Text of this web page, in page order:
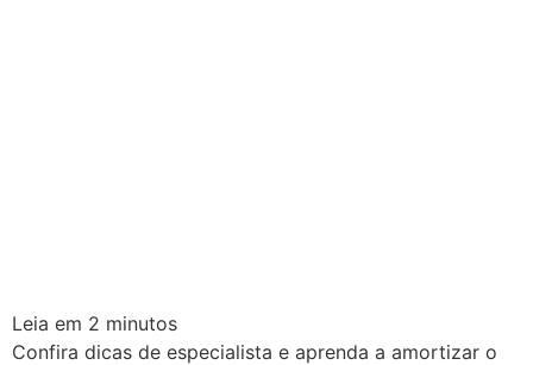
Leia em 2 minutos
Confira dicas de especialista e aprenda a amortizar o